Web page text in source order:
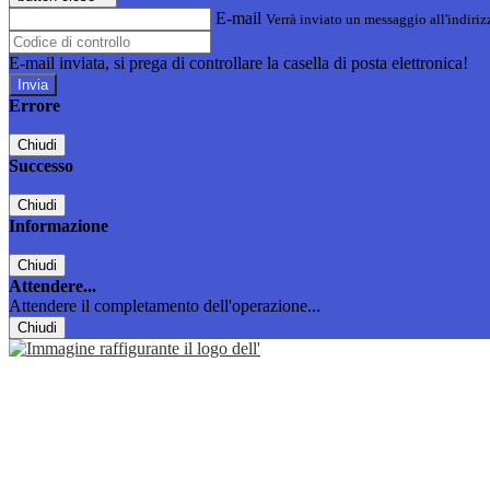
E-mail Verrà inviato un messaggio
E-mail inviata, si prega di controllare la casella di posta elettronica!
Errore
Chiudi
Successo
Chiudi
Informazione
Chiudi
Attendere...
Attendere il completamento dell'operazione...
Chiudi